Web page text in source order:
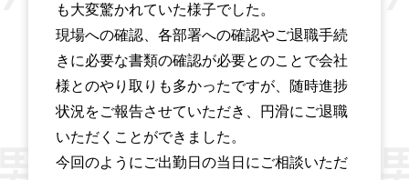
も大変驚かれていた様子でした。
現場への確認、各部署への確認やご退職手続
きに必要な書類の確認が必要とのことで会社
様とのやり取りも多かったですが、随時進捗
状況をご報告させていただき、円滑にご退職
いただくことができました。
今回のようにご出勤日の当日にご相談いただ